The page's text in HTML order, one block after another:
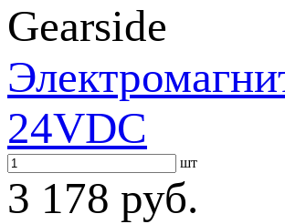
Gearside
24VDC
шт
3 178 руб.